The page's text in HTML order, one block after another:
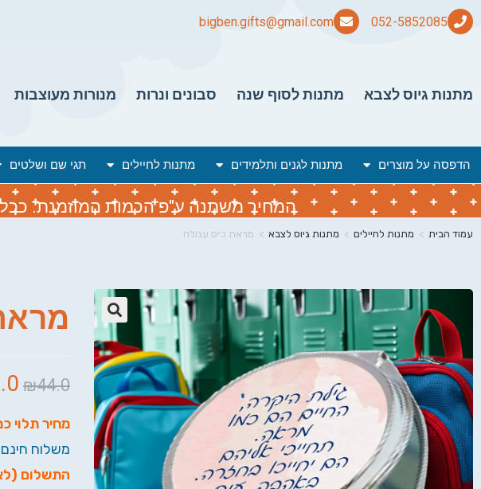
bigben.gifts@gmail.com
מתנות גיוס לצבא מתנות לסוף שנה סבונים ונרות מנורות מעוצבות
הדפסה על מוצרים מתנות לגנים ותלמידים מתנות לחיילים תגי שם ושלטים
המחיר משתנה ע"פ הכמות המוזמנת. ככל
עמוד הבית > מתנות לחיילים > מתנות גיוס לצבא > מראת כיס עגולה
🔍
₪44.0
מחיר תלוי
משלוח חינם
התשלום